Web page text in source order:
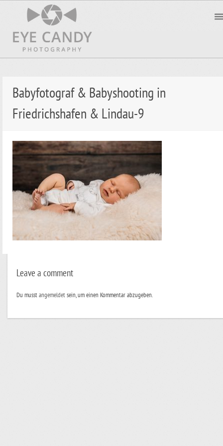
Babyfotograf & Babyshooting in
Friedrichshafen & Lindau-9
Leave a comment
Du musstangemeldetsein, um einen Kommentar abzugeben.